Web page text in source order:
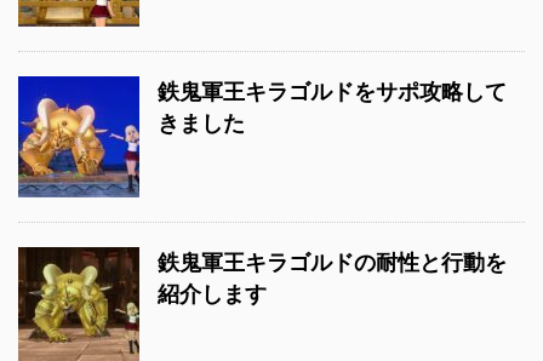
鉄鬼軍王キラゴルドをサポ攻略して
きました
鉄鬼軍王キラゴルドの耐性と行動を
紹介します